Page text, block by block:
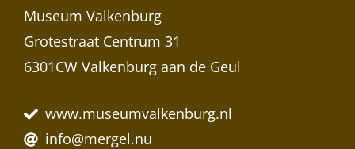
Museum Valkenburg
Grotestraat Centrum 31
6301CW Valkenburg aan de Geul
www.museumvalkenburg.nl
info@mergel.nu